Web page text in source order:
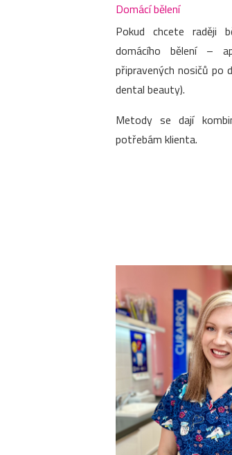
Domácí bělení
Pokud chcete raději
domácího bělení –
připravených nosičů po
dental beauty).
Metody se dají
potřebám klienta.